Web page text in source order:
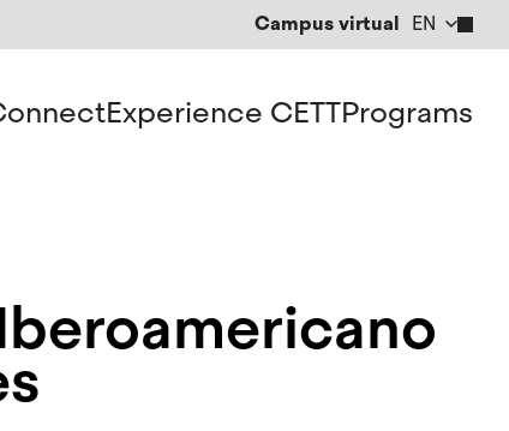
Campus virtual EN
CA
Experience CETTPrograms